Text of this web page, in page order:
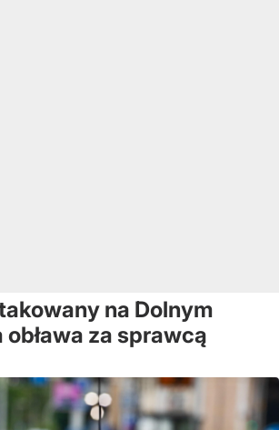
na Dolnym
obława za sprawcą